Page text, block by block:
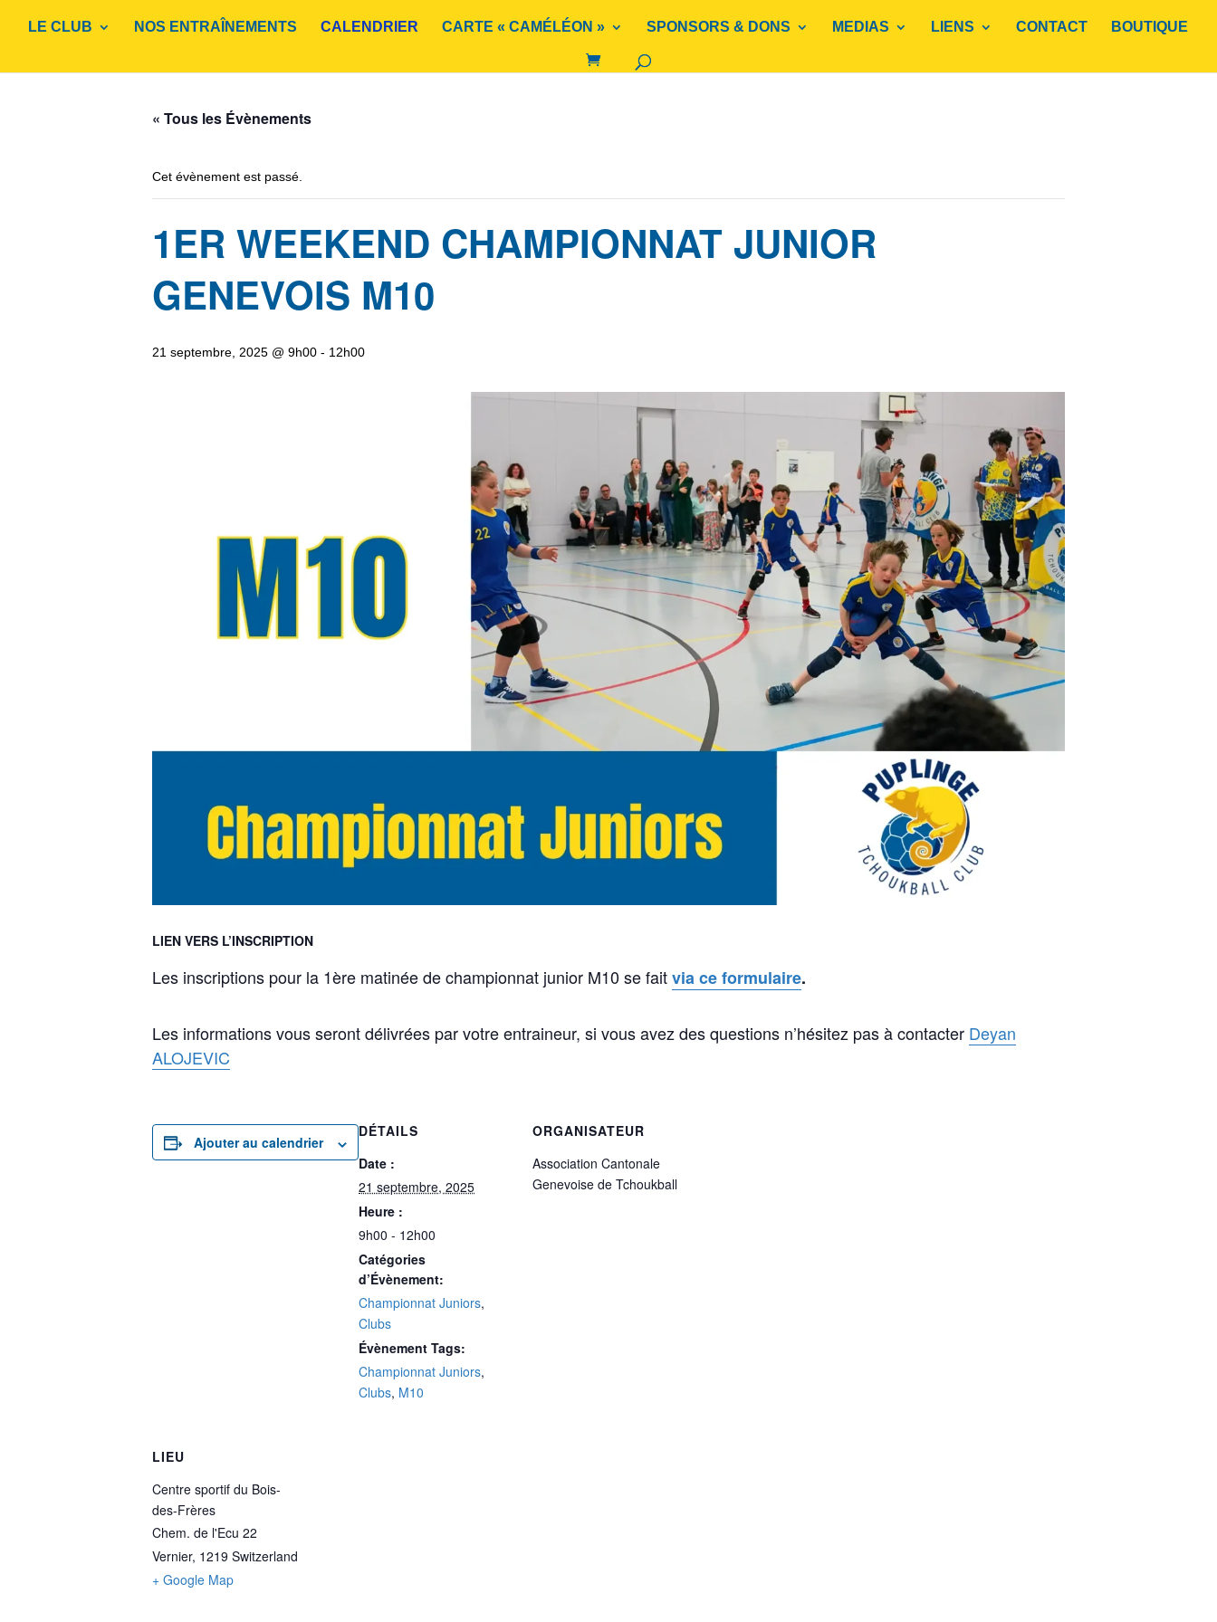
LE CLUB NOS ENTRAÎNEMENTS CALENDRIER CARTE « CAMÉLÉON » SPONSORS & DONS MEDIAS LIENS CONTACT BOUTIQUE
« Tous les Évènements
Cet évènement est passé.
1ER WEEKEND CHAMPIONNAT JUNIOR
GENEVOIS M10
21 septembre, 2025 @ 9h00 - 12h00
LIEN VERS L’INSCRIPTION
Les inscriptions pour la 1ère matinée de championnat junior M10 se faitvia ce formulaire.
Les informations vous seront délivrées par votre entraineur, si vous avez des questions n’hésitez pas à contacter Deyan
ALOJEVIC
Ajouter au calendrier
DÉTAILS
Date :
21 septembre, 2025
Heure :
9h00 - 12h00
Catégories
d’Évènement:
Championnat Juniors,
Clubs
Évènement Tags:
Championnat Juniors,
Clubs, M10
ORGANISATEUR
Association Cantonale
Genevoise de Tchoukball
LIEU
Centre sportif du Bois-
des-Frères
Chem. de l'Ecu 22
Vernier, 1219 Switzerland
+ Google Map